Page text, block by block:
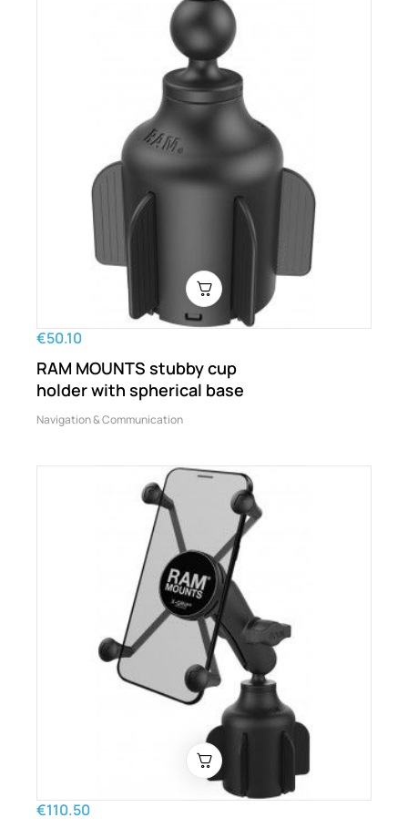
€50.10
RAM MOUNTS stubby cup
holder with spherical base
Navigation & Communication
€110.50